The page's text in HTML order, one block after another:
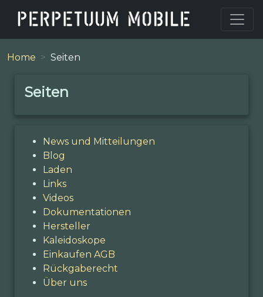
Home Seiten
Seiten
News und Mitteilungen
Blog
Laden
Links
Videos
Dokumentationen
Hersteller
Kaleidoskope
Einkaufen AGB
Rückgaberecht
Über uns